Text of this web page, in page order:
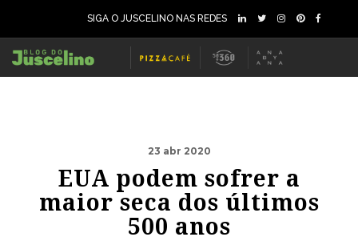
SIGA O JUSCELINO NAS REDES
23 abr 2020
EUA podem sofrer a
maior seca dos últimos
500 anos